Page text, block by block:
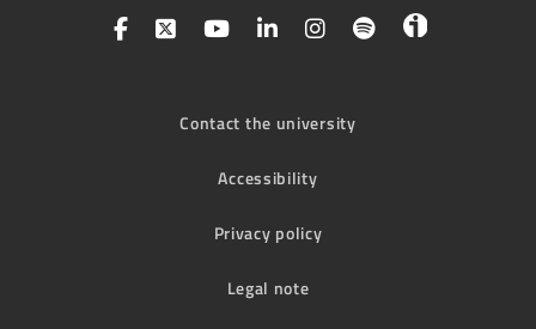
Contact the university
Accessibility
Privacy policy
Legal note